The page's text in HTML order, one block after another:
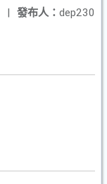
發布人： dep230
|